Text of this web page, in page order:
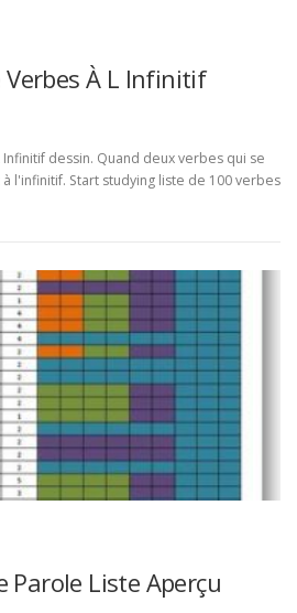
À L Infinitif
dessin. Quand deux verbes qui se
l'infinitif. Start studying liste de 100 verbes
Parole Liste Aperçu